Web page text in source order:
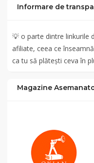
Informare de
💡 o parte dintre linkurile
afiliate, ceea ce
ca tu să plătești ceva în
Magazine